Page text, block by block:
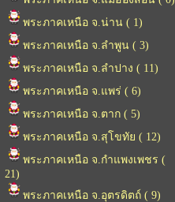
พระภาคเหนือ จ.น่าน ( 1)
พระภาคเหนือ จ.ลำพูน ( 3)
พระภาคเหนือ จ.ลำปาง ( 11)
พระภาคเหนือ จ.แพร่ ( 6)
พระภาคเหนือ จ.ตาก ( 5)
พระภาคเหนือ จ.สุโขทัย ( 12)
พระภาคเหนือ จ.กำแพงเพชร (
21)
พระภาคเหนือ จ.อุตรดิตถ์ ( 9)